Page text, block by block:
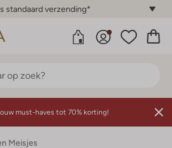
standaard verzending*
must-haves tot 70% korting!
Meisjes